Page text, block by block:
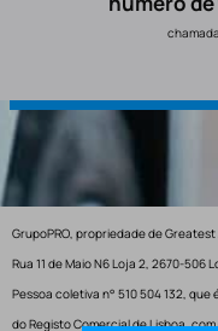
GrupoPRO, propriedade de
Rua 11 de Maio N6 Loja 2, 2670-506
Pessoa coletiva n° 510 504 132,
do Registo Comercial de Lisboa,